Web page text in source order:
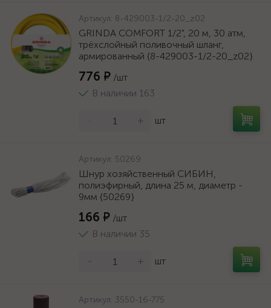
Артикул: 8-429003-1/2-20_z02
GRINDA COMFORT 1/2", 20 м, 30 атм,
трёхслойный поливочный шланг,
армированный {8-429003-1/2-20_z02}
776 ₽ /шт
В наличии 163
+ шт
Артикул: 50269
Шнур хозяйственный СИБИН,
полиэфирный, длина 25 м, диаметр -
9мм {50269}
166 ₽ /шт
В наличии 35
- + шт
Артикул: 3550-16-775